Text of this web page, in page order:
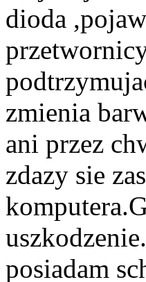
dioda
zmienia
ani przez
zdazy sie
posiadam